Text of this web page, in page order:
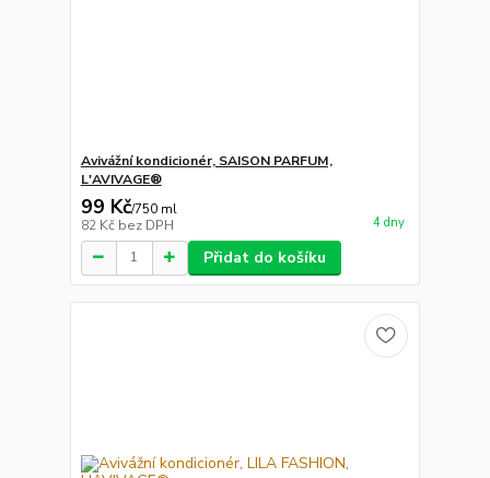
Avivážní kondicionér, SAISON PARFUM,
L'AVIVAGE®
99 Kč/750 ml
82 Kč bez DPH 4 dny
Přidat do košíku